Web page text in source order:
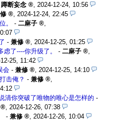
蹲断妄念
2024-12-24, 10:56
2024-12-24, 22:45
。
- 二麻子
- 兼修
2024-12-25, 01:25
虑了----你升级了。
- 二麻子
25, 11:42
会 - 兼修
2024-12-25, 14:10
击俺？ - 兼修
清你突破了唯物的唯心是怎样的 -
2024-12-26, 07:38
- 兼修
2024-12-26, 10:04